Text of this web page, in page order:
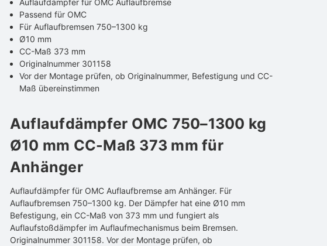
Auflaufdämpfer für OMC Auflaufbremse
Passend für OMC
Für Auflaufbremsen 750–1300 kg
Ø10 mm
CC-Maß 373 mm
Originalnummer 301158
Vor der Montage prüfen, ob Originalnummer, Befestigung und CC-
Maß übereinstimmen
Auflaufdämpfer OMC 750–1300 kg
Ø10 mm CC-Maß 373 mm für
Anhänger
Auflaufdämpfer für OMC Auflaufbremse am Anhänger. Für
Auflaufbremsen 750–1300 kg. Der Dämpfer hat eine Ø10 mm
Befestigung, ein CC-Maß von 373 mm und fungiert als
Auflaufstoßdämpfer im Auflaufmechanismus beim Bremsen.
Originalnummer 301158. Vor der Montage prüfen, ob